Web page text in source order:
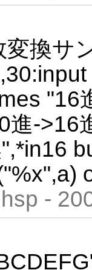
換サ
"16
進->16
-